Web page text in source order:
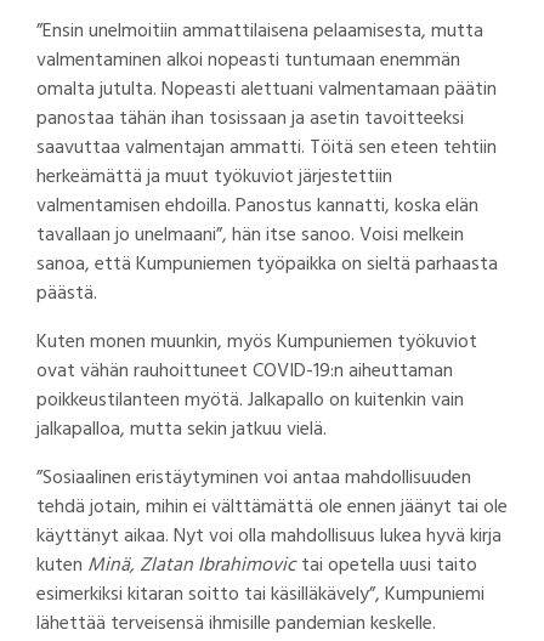
”Ensin unelmoitiin ammattilaisena pelaamisesta, mutta
valmentaminen alkoi nopeasti tuntumaan enemmän
omalta jutulta. Nopeasti alettuani valmentamaan päätin
panostaa tähän ihan tosissaan ja asetin tavoitteeksi
saavuttaa valmentajan ammatti. Töitä sen eteen tehtiin
herkeämättä ja muut työkuviot järjestettiin
valmentamisen ehdoilla. Panostus kannatti, koska elän
tavallaan jo unelmaani”, hän itse sanoo. Voisi melkein
sanoa, että Kumpuniemen työpaikka on sieltä parhaasta
päästä.
Kuten monen muunkin, myös Kumpuniemen työkuviot
ovat vähän rauhoittuneet COVID-19:n aiheuttaman
poikkeustilanteen myötä. Jalkapallo on kuitenkin vain
jalkapalloa, mutta sekin jatkuu vielä.
”Sosiaalinen eristäytyminen voi antaa mahdollisuuden
tehdä jotain, mihin ei välttämättä ole ennen jäänyt tai ole
käyttänyt aikaa. Nyt voi olla mahdollisuus lukea hyvä kirja
kuten Minä, Zlatan Ibrahimovictai opetella uusi taito
esimerkiksi kitaran soitto tai käsilläkävely”, Kumpuniemi
lähettää terveisensä ihmisille pandemian keskelle.